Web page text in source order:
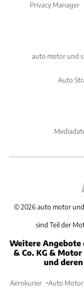
Privacy Manager
auto motor und
Auto
©2026 auto motor
sind Teil der
Weitere Angebote
& Co. KG & Motor
und
Aerokurier Auto